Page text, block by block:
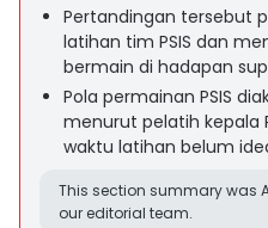
Pertandingan tersebut
latihan tim PSIS dan
bermain di hadapan
Pola permainan PSIS
menurut pelatih kepala
waktu latihan belum
This section summary was
our editorial team.